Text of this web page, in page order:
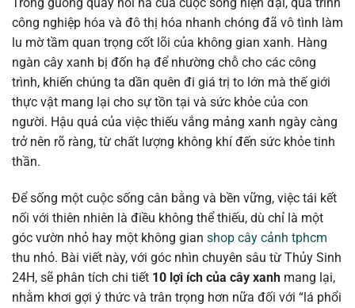
công nghiệp hóa và đô thị hóa nhanh chóng đã vô tình làm
lu mờ tầm quan trọng cốt lõi của không gian xanh. Hàng
ngàn cây xanh bị đốn hạ để nhường chỗ cho các công
trình, khiến chúng ta dần quên đi giá trị to lớn mà thế giới
thực vật mang lại cho sự tồn tại và sức khỏe của con
người. Hậu quả của việc thiếu vắng mảng xanh ngày càng
trở nên rõ ràng, từ chất lượng không khí đến sức khỏe tinh
thần.
Để sống một cuộc sống cân bằng và bền vững, việc tái kết
nối với thiên nhiên là điều không thể thiếu, dù chỉ là một
góc vườn nhỏ hay một không gian shop cây cảnh tphcm
thu nhỏ. Bài viết này, với góc nhìn chuyên sâu từ Thủy Sinh
24H, sẽ phân tích chi tiết 10 lợi ích của cây xanh mang lại,
nhằm khơi gợi ý thức và trân trọng hơn nữa đối với “lá phổi